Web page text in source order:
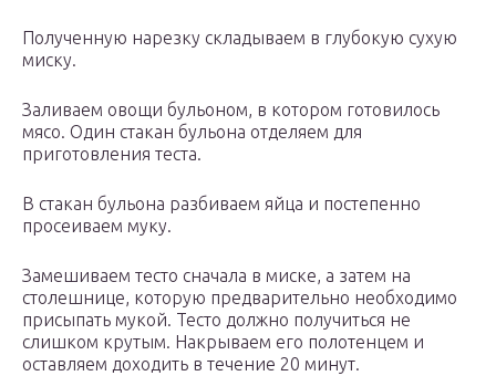
Полученную нарезку складываем в глубокую сухую
миску.
Заливаем овощи бульоном, в котором готовилось
мясо. Один стакан бульона отделяем для
приготовления теста.
В стакан бульона разбиваем яйца и постепенно
просеиваем муку.
Замешиваем тесто сначала в миске, а затем на
столешнице, которую предварительно необходимо
присыпать мукой. Тесто должно получиться не
слишком крутым. Накрываем его полотенцем и
оставляем доходить в течение 20 минут.